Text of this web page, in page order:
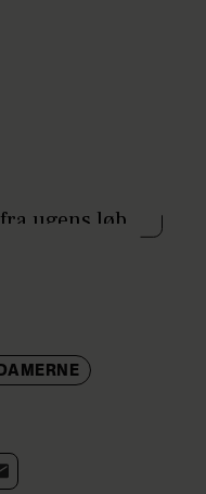
ugens løb